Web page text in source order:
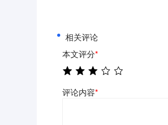
相关评论
本文评分*
评论内容*